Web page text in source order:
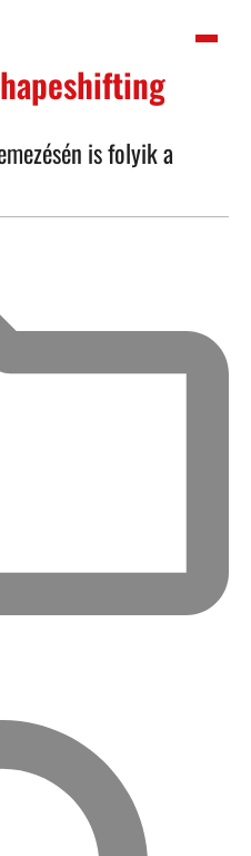
is folyik a